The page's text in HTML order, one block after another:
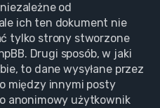
od
ich ten dokument nie
tylko strony stworzone
Drugi sposób, w jaki
to dane wysyłane przez
między innymi posty
anonimowy użytkownik